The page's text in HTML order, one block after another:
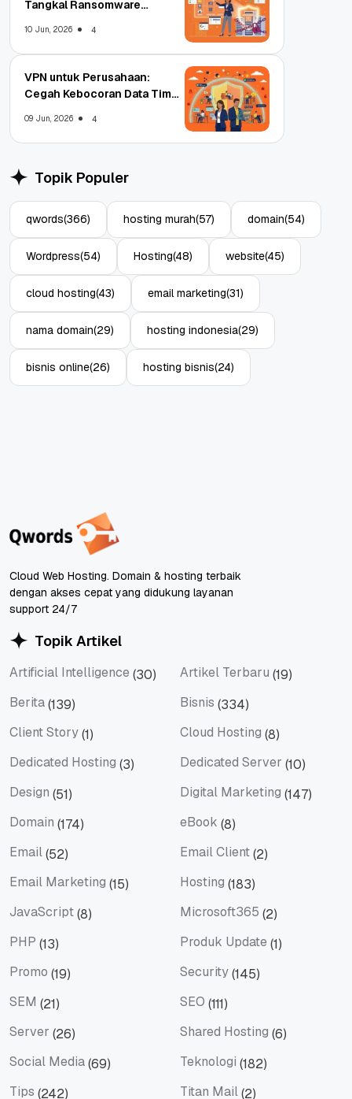
Tangkal Ransomware
10 Jun, 2026 4
VPN untuk Perusahaan:
Cegah Kebocoran Data Tim
09 Jun, 2026 4
Topik Populer
qwords(366) hosting murah(57) domain(54)
Wordpress(54) Hosting(48) website(45)
cloud hosting(43) email marketing(31)
nama domain(29) hosting indonesia(29)
bisnis online(26) hosting bisnis(24)
Cloud Web Hosting. Domain & hosting terbaik
dengan akses cepat yang didukung layanan
support 24/7
Topik Artikel
Artificial Intelligence (30) Artikel Terbaru (19)
Berita(139) Bisnis (334)
Client Story(1) Cloud Hosting (8)
Dedicated Hosting (3) Dedicated Server (10)
Design (51) Digital Marketing (147)
Domain (174) eBook (8)
Email(52) Email Client(2)
Email Marketing (15) Hosting (183)
JavaScript(8) Microsoft365 (2)
PHP (13) Produk Update (1)
Promo (19) Security(145)
SEM (21) SEO (111)
Server (26) Shared Hosting (6)
Social Media(69) Teknologi (182)
Tips (242) Titan Mail(2)